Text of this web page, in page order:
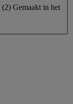
(2) Gemaakt in het